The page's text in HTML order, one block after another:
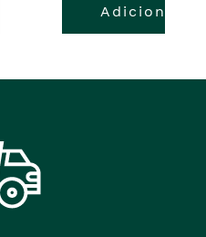
Adicionar